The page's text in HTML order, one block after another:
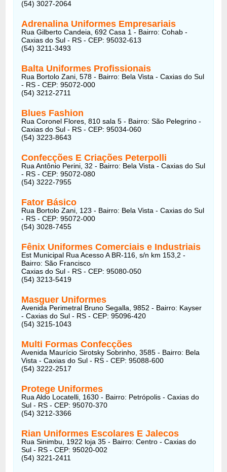
(54) 3027-2064
Adrenalina Uniformes Empresariais
Rua Gilberto Candeia, 692 Casa 1 - Bairro: Cohab -
Caxias do Sul - RS - CEP: 95032-613
(54) 3211-3493
Balta Uniformes Profissionais
Rua Bortolo Zani, 578 - Bairro: Bela Vista - Caxias do Sul
- RS - CEP: 95072-000
(54) 3212-2711
Blues Fashion
Rua Coronel Flores, 810 sala 5 - Bairro: São Pelegrino -
Caxias do Sul - RS - CEP: 95034-060
(54) 3223-8643
Confecções E Criações Peterpolli
Rua Antônio Perini, 32 - Bairro: Bela Vista - Caxias do Sul
- RS - CEP: 95072-080
(54) 3222-7955
Fator Básico
Rua Bortolo Zani, 123 - Bairro: Bela Vista - Caxias do Sul
- RS - CEP: 95072-000
(54) 3028-7455
Fênix Uniformes Comerciais e Industriais
Est Municipal Rua Acesso A BR-116, s/n km 153,2 -
Bairro: São Francisco
Caxias do Sul - RS - CEP: 95080-050
(54) 3213-5419
Masguer Uniformes
Avenida Perimetral Bruno Segalla, 9852 - Bairro: Kayser
- Caxias do Sul - RS - CEP: 95096-420
(54) 3215-1043
Multi Formas Confecções
Avenida Maurício Sirotsky Sobrinho, 3585 - Bairro: Bela
Vista - Caxias do Sul - RS - CEP: 95088-600
(54) 3222-2517
Protege Uniformes
Rua Aldo Locatelli, 1630 - Bairro: Petrópolis - Caxias do
Sul - RS - CEP: 95070-370
(54) 3212-3366
Rian Uniformes Escolares E Jalecos
Rua Sinimbu, 1922 loja 35 - Bairro: Centro - Caxias do
Sul - RS - CEP: 95020-002
(54) 3221-2411